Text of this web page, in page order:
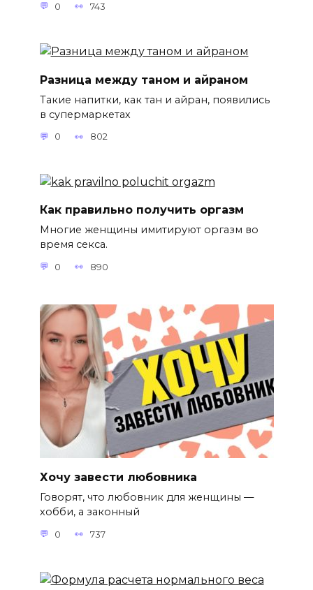
0 743
Разница между таном и айраном
Такие напитки, как тан и айран, появились
в супермаркетах
0 802
Как правильно получить оргазм
Многие женщины имитируют оргазм во
время секса.
0 890
Хочу завести любовника
Говорят, что любовник для женщины —
хобби, а законный
0 737